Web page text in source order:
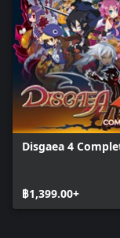
Disgaea 4
฿1,399.00+